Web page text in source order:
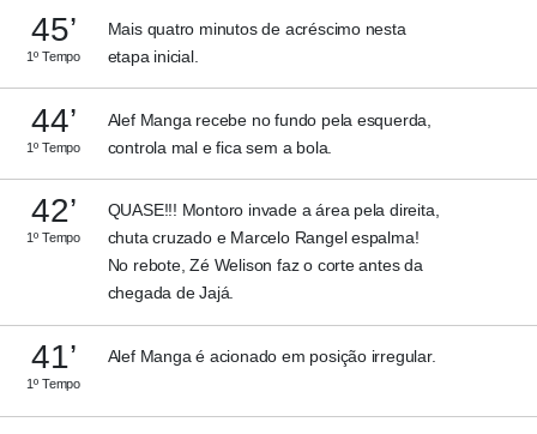
45’
1º Tempo
Mais quatro minutos de acréscimo nesta
etapa inicial.
44’
1º Tempo
Alef Manga recebe no fundo pela esquerda,
controla mal e fica sem a bola.
42’
1º Tempo
QUASE!!! Montoro invade a área pela direita,
chuta cruzado e Marcelo Rangel espalma!
No rebote, Zé Welison faz o corte antes da
chegada de Jajá.
41’
1º Tempo
Alef Manga é acionado em posição irregular.